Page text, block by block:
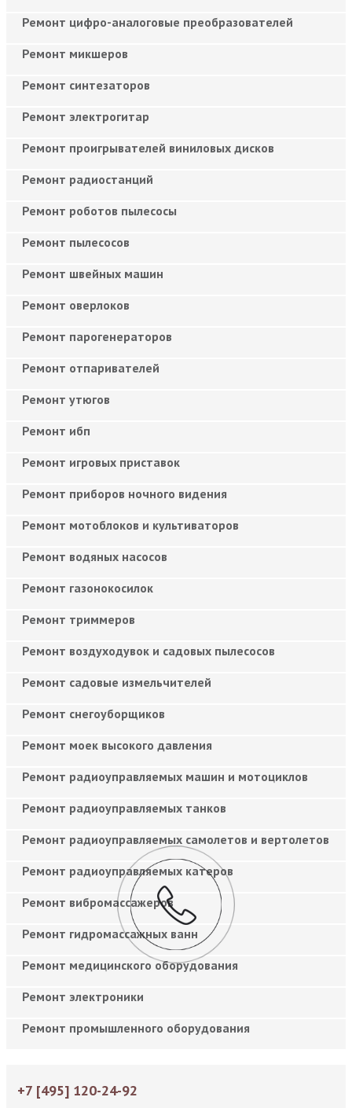
Ремонт цифро-аналоговые преобразователей
Ремонт микшеров
Ремонт синтезаторов
Ремонт электрогитар
Ремонт проигрывателей виниловых дисков
Ремонт радиостанций
Ремонт роботов пылесосы
Ремонт пылесосов
Ремонт швейных машин
Ремонт оверлоков
Ремонт парогенераторов
Ремонт отпаривателей
Ремонт утюгов
Ремонт ибп
Ремонт игровых приставок
Ремонт приборов ночного видения
Ремонт мотоблоков и культиваторов
Ремонт водяных насосов
Ремонт газонокосилок
Ремонт триммеров
Ремонт воздуходувок и садовых пылесосов
Ремонт садовые измельчителей
Ремонт снегоуборщиков
Ремонт моек высокого давления
Ремонт радиоуправляемых машин и мотоциклов
Ремонт радиоуправляемых танков
Ремонт радиоуправляемых самолетов и вертолетов
Ремонт радиоуправляемых катеров
Ремонт вибромассажеров
Ремонт гидромассажных ванн
Ремонт медицинского оборудования
Ремонт электроники
Ремонт промышленного оборудования
+7 [495] 120-24-92